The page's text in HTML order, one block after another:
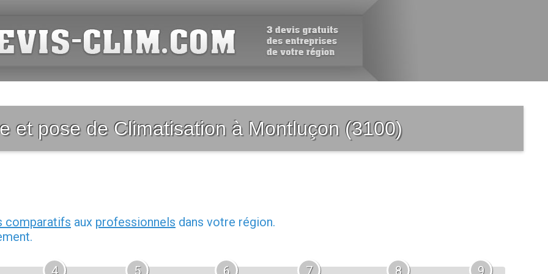
et pose de Climatisation à Montluçon (3100)
comparatifs aux professionnels dans votre région.
4 5 6 7 8 9